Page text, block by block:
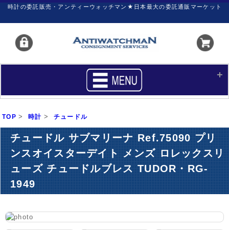
時計の委託販売・アンティーウォッチマン★日本最大の委託通販マーケット
買いたい 売りたい
サポート マイページ
新着リスト 価格ダウン
価格の交渉 時計の修理
カレンダープライス ファイナルボックス
TOP > 時計 > チュードル
チュードル サブマリーナ Ref.75090 プリ
ンスオイスターデイト メンズ ロレックスリ
ューズ チュードルブレス TUDOR・RG-
1949